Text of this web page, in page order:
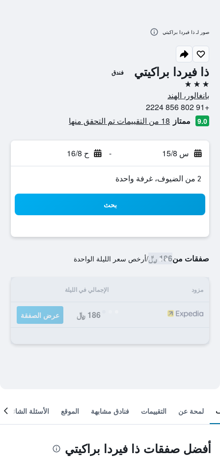
ذا فيردا براكيتي فندق
3 نجوم
بانغالور، الهند
+91 802 856 2224
9.0 ممتاز 18 من التقييمات تم التحقق منها
س 15/8 - ح 16/8
2 من الضيوف، غرفة واحدة
بحث
صفقات من186 ﷼ /أرخص سعر الليلة الواحدة
مزود الإجمالي في الليلة
186 ﷼ عرض الصفقة
صور لـ ذا فيردا براكيتي
لمحة عن التقييمات فنادق مشابهة الموقع الأسئلة الشائعة
أفضل صفقات ذا فيردا براكيتي